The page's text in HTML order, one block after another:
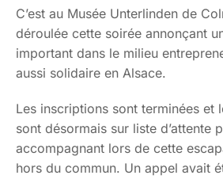
C’est au Musée Unterlinden de
déroulée cette soirée annonçant
important dans le milieu
aussi solidaire en Alsace.
Les inscriptions sont terminées et
sont désormais sur liste d’attente
accompagnant lors de cette
hors du commun. Un appel avait